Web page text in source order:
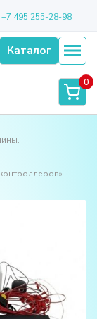
+7 495 255-28-98
Каталог
0